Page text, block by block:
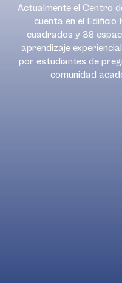
Actualmente el Centro
cuenta en el
cuadrados y 38
aprendizaje
por estudiantes de
comunidad